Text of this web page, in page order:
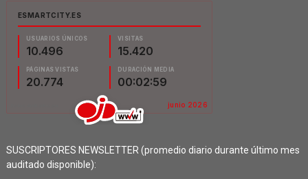
SUSCRIPTORES NEWSLETTER (promedio diario durante último mes
auditado disponible):